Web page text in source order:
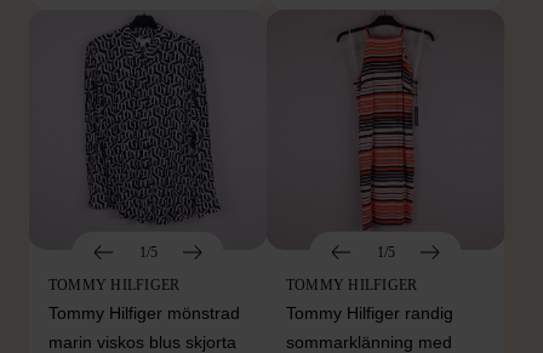
1/5
TOMMY HILFIGER
Tommy Hilfiger mönstrad
marin viskos blus skjorta
1/5
TOMMY HILFIGER
Tommy Hilfiger randig
sommarklänning med